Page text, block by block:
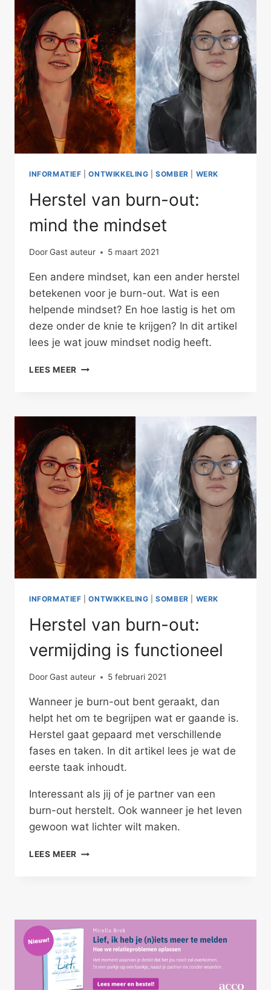
INFORMATIEF |ONTWIKKELING |SOMBER WERK
Herstel van burn-out:
mind the mindset
DoorGast auteur 5 maart 2021
Een andere mindset, kan een ander herstel
betekenen voor je burn-out. Wat is een
helpende mindset? En hoe lastig is het om
deze onder de knie te krijgen? In dit artikel
lees je wat jouw mindset nodig heeft.
LEES MEER HERSTEL
MIND
MINDSET
INFORMATIEF |ONTWIKKELING |SOMBER WERK
Herstel van burn-out:
vermijding is functioneel
DoorGast auteur 5 februari 2021
Wanneer je burn-out bent geraakt, dan
helpt het om te begrijpen wat er gaande is.
Herstel gaat gepaard met verschillende
fases en taken. In dit artikel lees je wat de
eerste taak inhoudt.
Interessant als jij of je partner van een
burn-out herstelt. Ook wanneer je het leven
gewoon wat lichter wilt maken.
LEES MEER HERSTEL
FUNCTIONEEL